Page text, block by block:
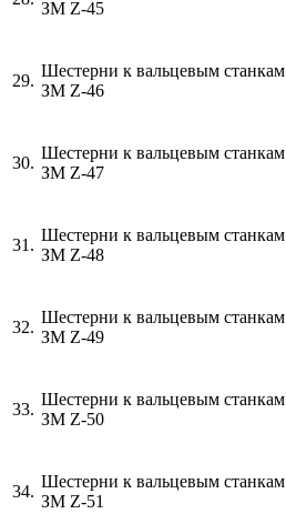
ЗМ Z-45
29.
Шестерни к вальцевым станкам
ЗМ Z-46
30.
Шестерни к вальцевым станкам
ЗМ Z-47
31.
Шестерни к вальцевым станкам
ЗМ Z-48
32.
Шестерни к вальцевым станкам
ЗМ Z-49
33.
Шестерни к вальцевым станкам
ЗМ Z-50
34.
Шестерни к вальцевым станкам
ЗМ Z-51